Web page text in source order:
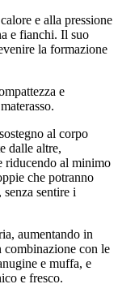
e alla pressione
e fianchi. Il suo
la formazione
e
al corpo
dalle altre,
riducendo al minimo
che potranno
sentire i
aumentando in
con le
e muffa, e
e fresco.